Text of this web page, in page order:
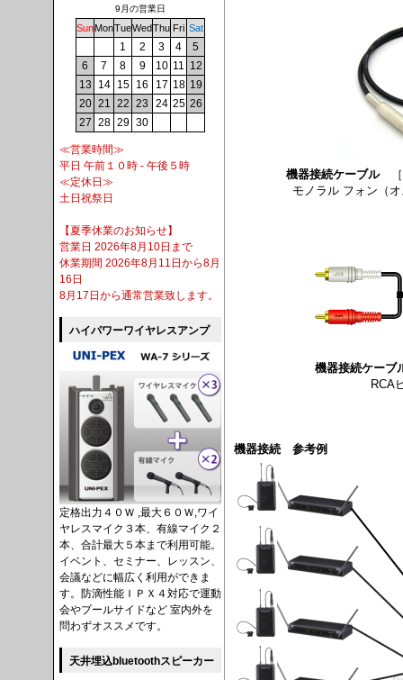
機器接続ケーブル［
モノラル フォン（
機器接続ケーブ
RCA
機器接続 参考例
9月の営業日
SunMonTueWedThu Fri Sat
1 2 3 4
5
6
7 8 9 10 11 12
13
14 15 16 17 18 19
20 21 22 23 24 25 26
27 28 29 30
≪営業時間≫
平日 午前１０時 - 午後５時
≪定休日≫
土日祝祭日
【夏季休業のお知らせ】
営業日 2026年8月10日まで
休業期間 2026年8月11日から8月
16日
8月17日から通常営業致します。
ハイパワーワイヤレスアンプ
定格出力４０Ｗ ,最大６０Ｗ,ワイ
ヤレスマイク３本、有線マイク２
本、合計最大５本まで利用可能。
イベント、セミナー、レッスン、
会議などに幅広く利用ができま
す。防滴性能ＩＰＸ４対応で運動
会やプールサイドなど 室内外を
問わずオススメです。
天井埋込bluetoothスピーカー